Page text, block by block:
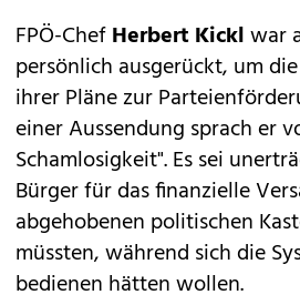
FPÖ-ChefHerbert Kicklwar
persönlich ausgerückt, um
ihrer Pläne zur
einer Aussendung sprach er
Schamlosigkeit". Es sei
Bürger für das finanzielle
abgehobenen politischen
müssten, während sich die
bedienen hätten wollen.